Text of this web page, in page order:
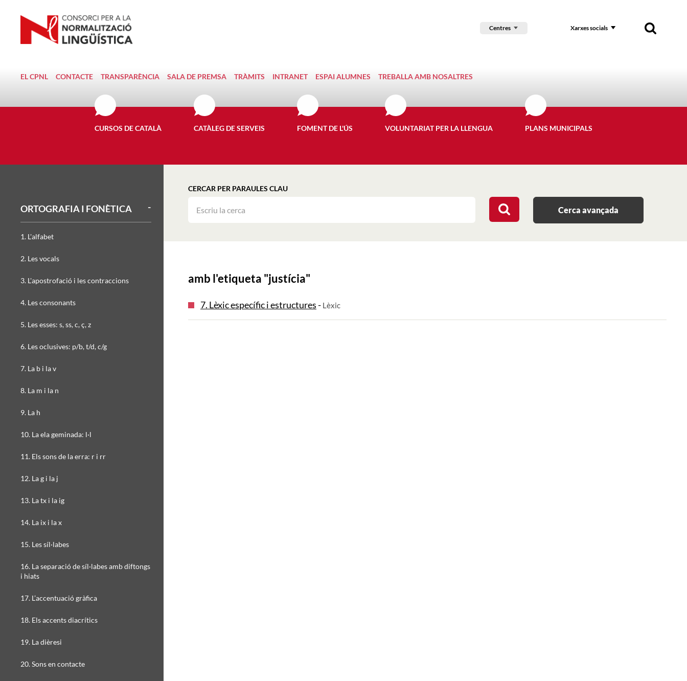
Centres Xarxes socials
EL CPNL CONTACTE TRANSPARÈNCIA SALA DE PREMSA TRÀMITS INTRANET ESPAI ALUMNES TREBALLA AMB NOSALTRES
CURSOS DE CATALÀ CATÀLEG DE SERVEIS FOMENT DE L'ÚS VOLUNTARIAT PER LA LLENGUA PLANS MUNICIPALS
CERCAR PER PARAULES CLAU
Cerca avançada
amb l'etiqueta "justícia"
7. Lèxic específic i estructures- Lèxic
ORTOGRAFIA I FONÈTICA
1. L'alfabet
2. Les vocals
3. L'apostrofació i les contraccions
4. Les consonants
5. Les esses: s, ss, c, ç, z
6. Les oclusives: p/b, t/d, c/g
7. La b i la v
8. La m i la n
9. La h
10. La ela geminada: l·l
11. Els sons de la erra: r i rr
12. La g i la j
13. La tx i la ig
14. La ix i la x
15. Les síl·labes
16. La separació de síl·labes amb diftongs
i hiats
17. L’accentuació gràfica
18. Els accents diacrítics
19. La dièresi
20. Sons en contacte